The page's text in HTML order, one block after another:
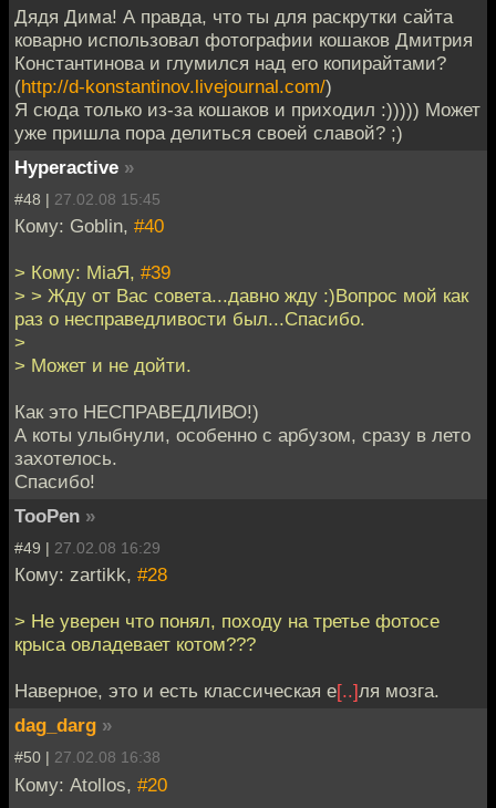
Дядя Дима! А правда, что ты для раскрутки сайта
коварно использовал фотографии кошаков Дмитрия
Константинова и глумился над его копирайтами?
(http://d-konstantinov.livejournal.com/)
Я сюда только из-за кошаков и приходил :))))) Может
уже пришла пора делиться своей славой? ;)
Hyperactive »
#48 | 27.02.08 15:45
Кому: Goblin, #40
> Кому: MiaЯ, #39
> > Жду от Вас совета...давно жду :)Вопрос мой как
раз о несправедливости был...Спасибо.
>
> Может и не дойти.
Как это НЕСПРАВЕДЛИВО!)
А коты улыбнули, особенно с арбузом, сразу в лето
захотелось.
Спасибо!
TooPen »
#49 | 27.02.08 16:29
Кому: zartikk, #28
> Не уверен что понял, походу на третье фотосе
крыса овладевает котом???
Наверное, это и есть классическая е[..]ля мозга.
dag_darg »
#50 | 27.02.08 16:38
Кому: Atollos, #20